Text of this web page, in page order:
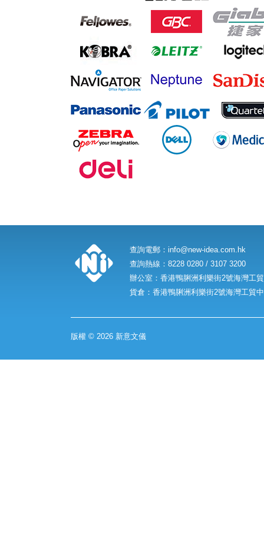
查詢電郵： info@new-idea.com.hk
查詢熱線：8228 0280 / 3107 3200
辦公室：香港鴨脷洲利樂街2號海灣工
貨倉：香港鴨脷洲利樂街2號海灣工貿
版權 © 2026 新意文儀